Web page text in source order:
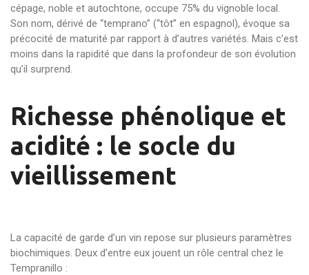
cépage, noble et autochtone, occupe 75% du vignoble local.
Son nom, dérivé de “temprano” (“tôt” en espagnol), évoque sa
précocité de maturité par rapport à d’autres variétés. Mais c’est
moins dans la rapidité que dans la profondeur de son évolution
qu’il surprend.
Richesse phénolique et
acidité : le socle du
vieillissement
La capacité de garde d’un vin repose sur plusieurs paramètres
biochimiques. Deux d’entre eux jouent un rôle central chez le
Tempranillo :